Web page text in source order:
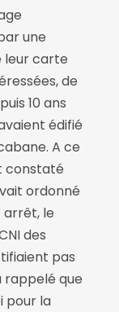
une
leur carte
de
10 ans
édifié
A ce
constaté
ordonné
arrêt, le
des
pas
rappelé que
pour la